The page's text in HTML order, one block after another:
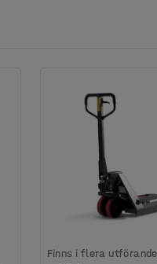
Finns i flera